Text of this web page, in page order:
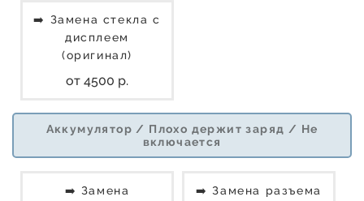
➡️ Замена стекла с
дисплеем
(оригинал)
от 4500 р.
Аккумулятор / Плохо держит заряд / Не
включается
➡️ Замена
➡️ Замена разъема